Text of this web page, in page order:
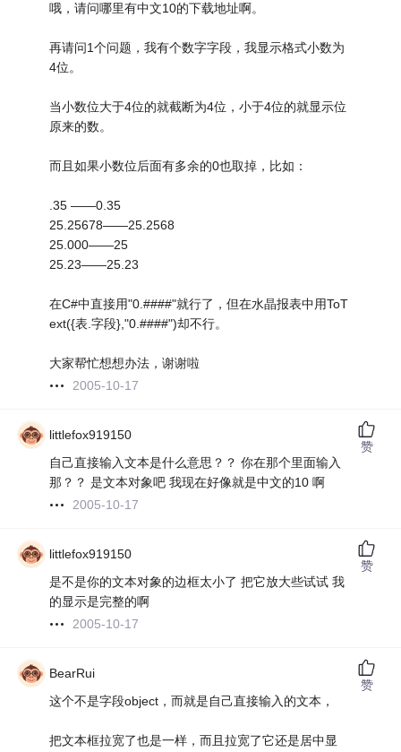
哦，请问哪里有中文10的下载地址啊。
再请问1个问题，我有个数字字段，我显示格式小数为
4位。
当小数位大于4位的就截断为4位，小于4位的就显示位
原来的数。
而且如果小数位后面有多余的0也取掉，比如：
.35 ——0.35
25.25678——25.2568
25.000——25
25.23——25.23
在C#中直接用"0.####"就行了，但在水晶报表中用ToT
ext({表.字段},"0.####")却不行。
大家帮忙想想办法，谢谢啦
2005-10-17
littlefox919150
自己直接输入文本是什么意思？？ 你在那个里面输入
那？？ 是文本对象吧 我现在好像就是中文的10 啊
2005-10-17
赞
littlefox919150
是不是你的文本对象的边框太小了 把它放大些试试 我
的显示是完整的啊
2005-10-17
赞
BearRui
这个不是字段object，而就是自己直接输入的文本，
把文本框拉宽了也是一样，而且拉宽了它还是居中显
赞